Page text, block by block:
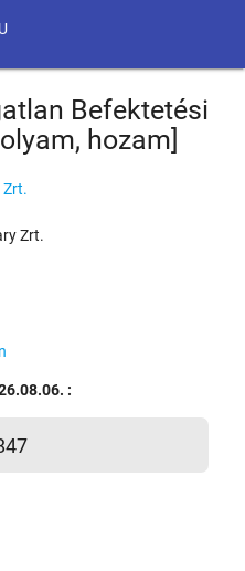
Befektetési
hozam]
Zrt.
Zrt.
: